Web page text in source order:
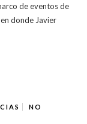
de eventos de
donde Javier
NO